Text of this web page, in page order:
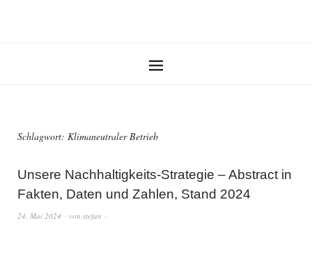
Schlagwort: Klimaneutraler Betrieb
Unsere Nachhaltigkeits-Strategie – Abstract in
Fakten, Daten und Zahlen, Stand 2024
24. Mai 2024 von stefan